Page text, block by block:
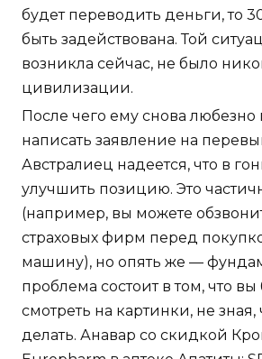
будет переводить деньги, то
быть задействована. Той
возникла сейчас, не было
цивилизации.
После чего ему снова
написать заявление на
Австралиец надеется, что в
улучшить позицию. Это
(например, вы можете
страховых фирм перед
машину), но опять же —
проблема состоит в том, что вы
смотреть на картинки, не зная,
делать. Анавар со скидкой